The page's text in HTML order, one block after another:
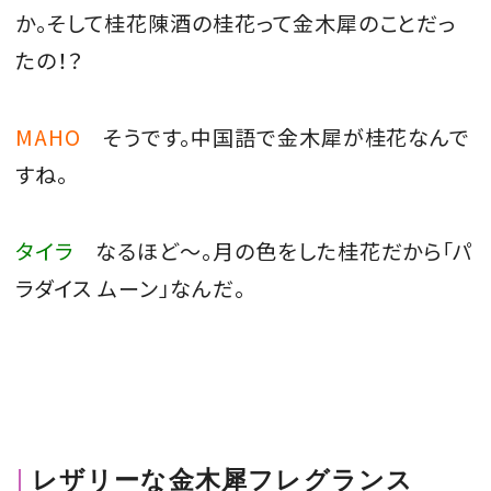
か。そして桂花陳酒の桂花って金木犀のことだっ
たの！？
MAHO そうです。中国語で金木犀が桂花なんで
すね。
タイラ なるほど～。月の色をした桂花だから「パ
ラダイス ムーン」なんだ。
レザリーな金木犀フレグランス